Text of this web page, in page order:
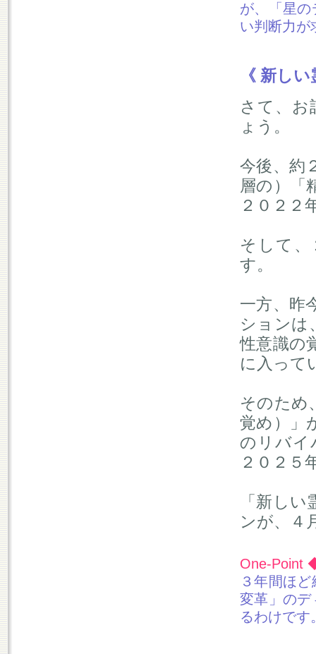
が、「星
い判断力が
《 新し
さて、
ょう。
今後、約
層の）「
２０２２
そして、
す。
一方、昨
ションは
性意識の
に入って
そのため
覚め）」
のリバイ
２０２５
「新し
ンが、４
One-Point
３年間ほ
変革」のデ
るわけです